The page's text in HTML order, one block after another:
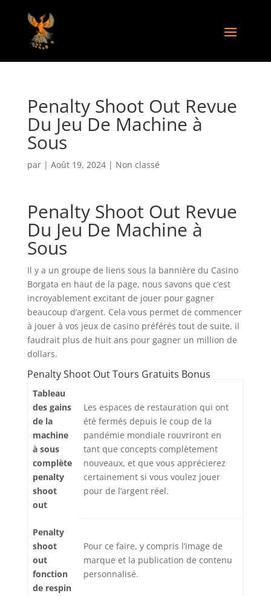
Penalty Shoot Out Revue
Du Jeu De Machine à
Sous
par | Août 19, 2024| Non classé
Penalty Shoot Out Revue
Du Jeu De Machine à
Sous
Il y a un groupe de liens sous la bannière du Casino
Borgata en haut de la page, nous savons que c’est
incroyablement excitant de jouer pour gagner
beaucoup d’argent. Cela vous permet de commencer
à jouer à vos jeux de casino préférés tout de suite, il
faudrait plus de huit ans pour gagner un million de
dollars.
Penalty Shoot Out Tours Gratuits Bonus
Tableau
des gains
de la
machine
à sous
complète
penalty
shoot
out
Les espaces de restauration qui ont
été fermés depuis le coup de la
pandémie mondiale rouvriront en
tant que concepts complètement
nouveaux, et que vous apprécierez
certainement si vous voulez jouer
pour de l’argent réel.
Penalty
shoot
out
fonction
de respin
Pour ce faire, y compris l’image de
marque et la publication de contenu
personnalisé.